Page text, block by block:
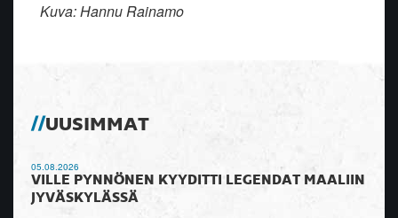
Kuva: Hannu Rainamo
UUSIMMAT
05.08.2026
VILLE PYNNÖNEN KYYDITTI LEGENDAT MAALIIN
JYVÄSKYLÄSSÄ